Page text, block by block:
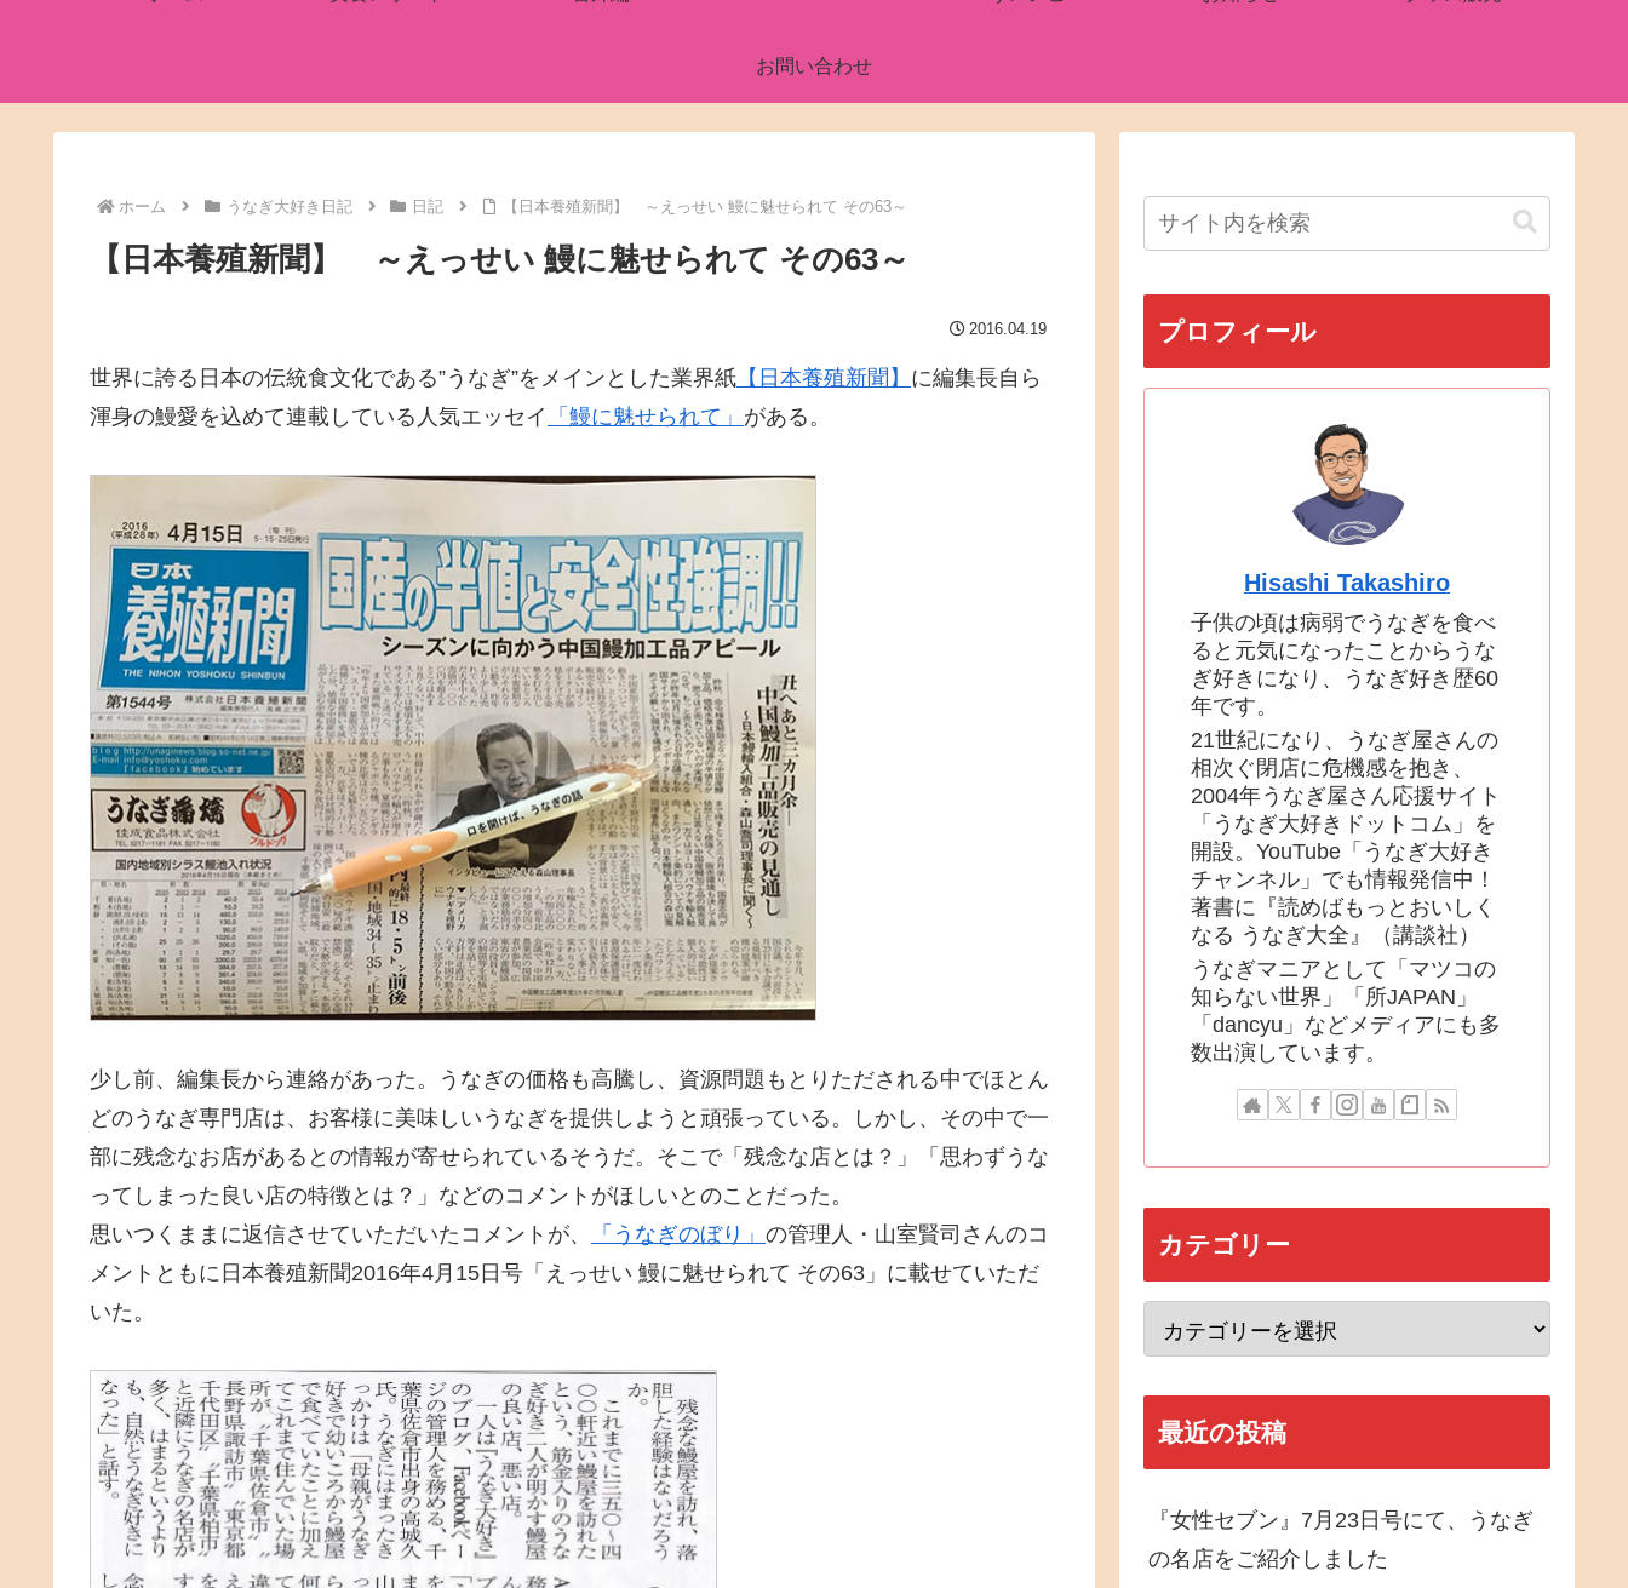
お問い合わせ
ホーム うなぎ大好き日記 日記 【日本養殖新聞】 ～えっせい 鰻に魅せられて その63～
【日本養殖新聞】 ～えっせい 鰻に魅せられて その63～
2016.04.19
世界に誇る日本の伝統食文化である”うなぎ”をメインとした業界紙 【日本養殖新聞】 に編集長自ら
渾身の鰻愛を込めて連載している人気エッセイ
「鰻に魅せられて」 がある。
少し前、編集長から連絡があった。うなぎの価格も高騰し、資源問題もとりただされる中でほとん
どのうなぎ専門店は、お客様に美味しいうなぎを提供しようと頑張っている。しかし、その中で一
部に残念なお店があるとの情報が寄せられているそうだ。そこで「残念な店とは？」「思わずうな
ってしまった良い店の特徴とは？」などのコメントがほしいとのことだった。
思いつくままに返信させていただいたコメントが、
「うなぎのぼり」 の管理人・山室賢司さんのコ
メントともに日本養殖新聞2016年4月15日号「えっせい 鰻に魅せられて その63」に載せていただ
いた。
プロフィール
Hisashi Takashiro
子供の頃は病弱でうなぎを食べ
ると元気になったことからうな
ぎ好きになり、うなぎ好き歴60
年です。
21世紀になり、うなぎ屋さんの
相次ぐ閉店に危機感を抱き、
2004年うなぎ屋さん応援サイト
「うなぎ大好きドットコム」を
開設。YouTube「うなぎ大好き
チャンネル」でも情報発信中！
著書に『読めばもっとおいしく
なる うなぎ大全』（講談社）
うなぎマニアとして「マツコの
知らない世界」「所JAPAN」
「dancyu」などメディアにも多
数出演しています。
カテゴリー
最近の投稿
『女性セブン』7月23日号にて、うなぎ
の名店をご紹介しました